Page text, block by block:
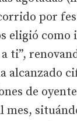
por
eligió
ti”,
alcanzado
de
mes,